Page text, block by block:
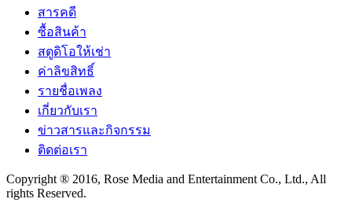
สารคดี
ซื้อสินค้า
สตูดิโอให้เช่า
ค่าลิขสิทธิ์
รายชื่อเพลง
เกี่ยวกับเรา
ข่าวสารและกิจกรรม
ติดต่อเรา
Copyright ® 2016, Rose Media and Entertainment Co., Ltd., All
rights Reserved.